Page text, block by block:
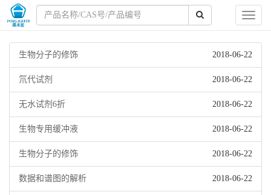
Toggle
生物分子的修饰 2018-06-22
氘代试剂 2018-06-22
无水试剂6折 2018-06-22
生物专用缓冲液 2018-06-22
生物分子的修饰 2018-06-22
数据和谱图的解析 2018-06-22